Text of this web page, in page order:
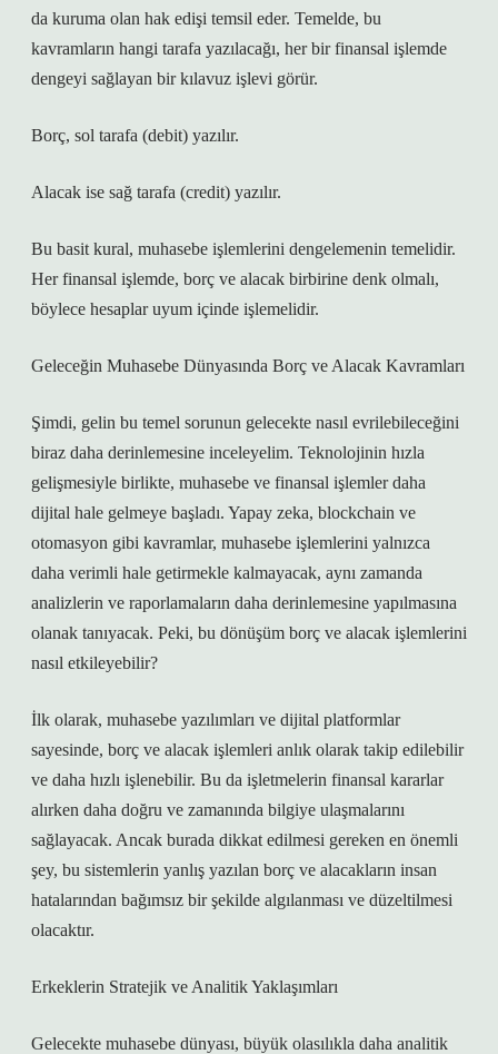
da kuruma olan hak edişi temsil eder. Temelde, bu
kavramların hangi tarafa yazılacağı, her bir finansal işlemde
dengeyi sağlayan bir kılavuz işlevi görür.
Borç, sol tarafa (debit) yazılır.
Alacak ise sağ tarafa (credit) yazılır.
Bu basit kural, muhasebe işlemlerini dengelemenin temelidir.
Her finansal işlemde, borç ve alacak birbirine denk olmalı,
böylece hesaplar uyum içinde işlemelidir.
Geleceğin Muhasebe Dünyasında Borç ve Alacak Kavramları
Şimdi, gelin bu temel sorunun gelecekte nasıl evrilebileceğini
biraz daha derinlemesine inceleyelim. Teknolojinin hızla
gelişmesiyle birlikte, muhasebe ve finansal işlemler daha
dijital hale gelmeye başladı. Yapay zeka, blockchain ve
otomasyon gibi kavramlar, muhasebe işlemlerini yalnızca
daha verimli hale getirmekle kalmayacak, aynı zamanda
analizlerin ve raporlamaların daha derinlemesine yapılmasına
olanak tanıyacak. Peki, bu dönüşüm borç ve alacak işlemlerini
nasıl etkileyebilir?
İlk olarak, muhasebe yazılımları ve dijital platformlar
sayesinde, borç ve alacak işlemleri anlık olarak takip edilebilir
ve daha hızlı işlenebilir. Bu da işletmelerin finansal kararlar
alırken daha doğru ve zamanında bilgiye ulaşmalarını
sağlayacak. Ancak burada dikkat edilmesi gereken en önemli
şey, bu sistemlerin yanlış yazılan borç ve alacakların insan
hatalarından bağımsız bir şekilde algılanması ve düzeltilmesi
olacaktır.
Erkeklerin Stratejik ve Analitik Yaklaşımları
Gelecekte muhasebe dünyası, büyük olasılıkla daha analitik